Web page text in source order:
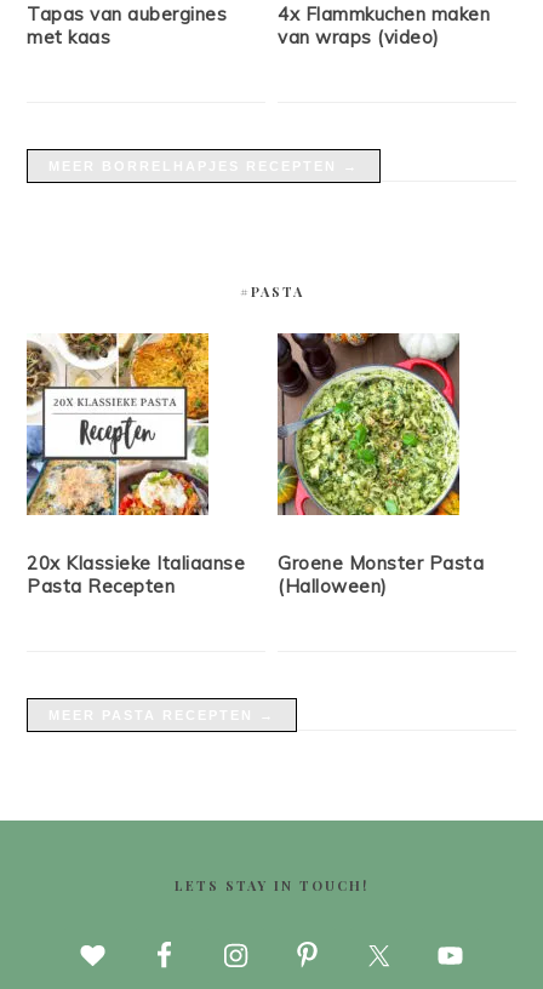
Tapas van aubergines
met kaas
4x Flammkuchen maken
van wraps (video)
#PASTA
20x Klassieke Italiaanse
Pasta Recepten
Groene Monster Pasta
(Halloween)
LETS STAY IN TOUCH!